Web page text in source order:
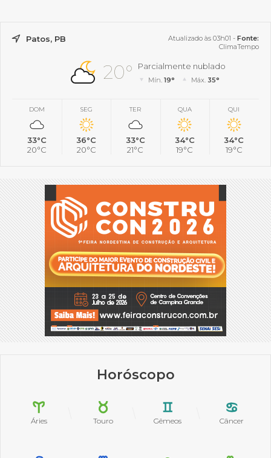
Patos, PB Atualizado às 03h01 - Fonte:
ClimaTempo
20° Parcialmente nublado
Mín.19° Máx. 35°
DOM
33°C
20°C
SEG
36°C
20°C
TER
33°C
21°C
QUA
34°C
19°C
QUI
34°C
19°C
Horóscopo
Áries Touro Gêmeos Câncer